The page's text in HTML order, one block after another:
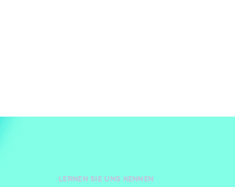
LERNEN SIE UNS KENNEN